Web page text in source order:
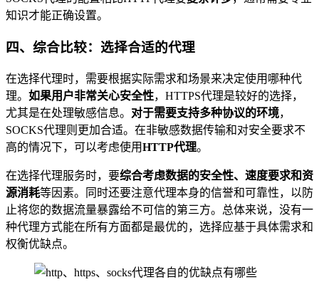
知识才能正确设置。
四、综合比较：选择合适的代理
在选择代理时，需要根据实际需求和场景来决定使用哪种代
理。 如果用户非常关心安全性，HTTPS代理是较好的选择，
尤其是在处理敏感信息。 对于需要支持多种协议的环境，
SOCKS代理则更加合适。在非敏感数据传输和对安全要求不
高的情况下，可以考虑使用HTTP代理。
在选择代理服务时，要综合考虑数据的安全性、速度要求和资
源消耗等因素。同时还要注意代理本身的信誉和可靠性，以防
止将您的数据流量暴露给不可信的第三方。总体来说，没有一
种代理方式能在所有方面都是最优的，选择应基于具体需求和
权衡优缺点。